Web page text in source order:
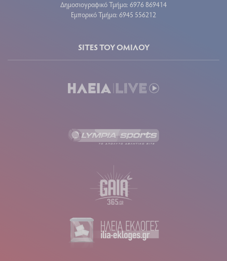
Δημοσιογραφικό Τμήμα: 6976 869414
Εμπορικό Τμήμα: 6945 556212
SITES ΤΟΥ ΟΜΙΛΟΥ